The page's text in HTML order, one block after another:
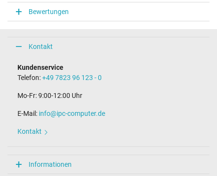
rund / 90° abgewinkelt
Steckerlänge (mm)
9,8 mm
4,0 mm / 1,2 mm
Länge Anschlusskabel (m) (ca.)
2.00 m
Maße
Länge / Breite / Höhe
Überlast-, kurzschluss- und überhitzungsgeschützt
Bewertungen
Kontakt
Kundenservice
Telefon:+49 7823 96 123 - 0
Mo-Fr: 9:00-12:00 Uhr
E-Mail: info@ipc-computer.de
Kontakt
Informationen